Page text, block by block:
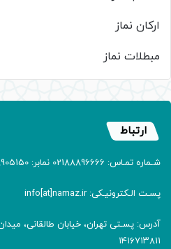
ارکان نماز
مبطلات نماز
ارتباط
شـماره تمـاس: 02188896666 نمابر: 02188905150
پسـت الـکترونیـکی: info[at]namaz.ir
۱۴۱۶۷۱۳۸۱۱